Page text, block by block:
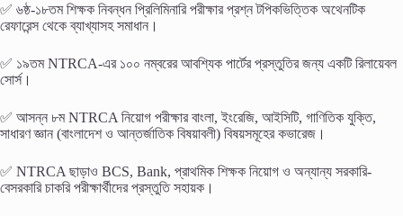
✅ ৬ষ্ঠ-১৮তম শিক্ষক নিবন্ধন প্রিলিমিনারি পরীক্ষার প্রশ্ন টপিকভিত্তিক অথেনটিক
রেফারেন্স থেকে ব্যাখ্যাসহ সমাধান।
✅ ১৯তম NTRCA-এর ১০০ নম্বরের আবশ্যিক পার্টের প্রস্তুতির জন্য একটি রিলায়েবল
সোর্স।
✅ আসন্ন ৮ম NTRCA নিয়োগ পরীক্ষার বাংলা, ইংরেজি, আইসিটি, গাণিতিক যুক্তি,
সাধারণ জ্ঞান (বাংলাদেশ ও আন্তর্জাতিক বিষয়াবলী) বিষয়সমূহের কভারেজ।
✅ NTRCA ছাড়াও BCS, Bank, প্রাথমিক শিক্ষক নিয়োগ ও অন্যান্য সরকারি-
বেসরকারি চাকরি পরীক্ষার্থীদের প্রস্তুতি সহায়ক।